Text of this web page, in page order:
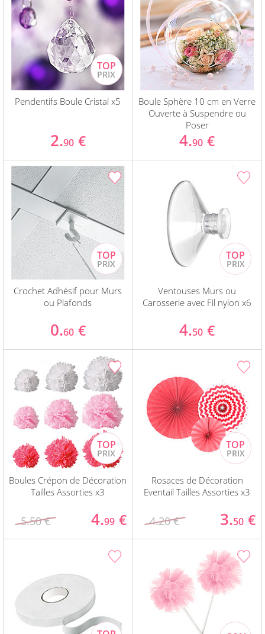
Pendentifs Boule Cristal x5
2.90 €
Boule Sphère 10 cm en Verre
Ouverte à Suspendre ou
Poser
4.90 €
Crochet Adhésif pour Murs
ou Plafonds
0.60 €
Ventouses Murs ou
Carosserie avec Fil nylon x6
4.50 €
Boules Crépon de Décoration
Tailles Assorties x3
5.50 € 4.99 €
Rosaces de Décoration
Eventail Tailles Assorties x3
4.20 € 3.50 €